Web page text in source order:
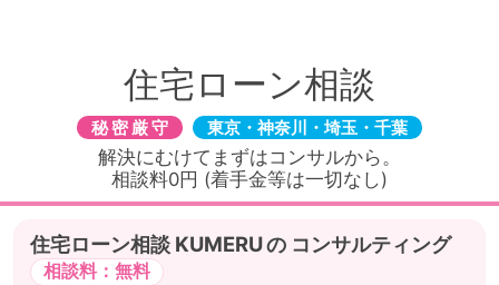
住宅ローン相談
秘密厳守 東京・神奈川・埼玉・千葉
解決にむけてまずはコンサルから。
相談料0円 (着手金等は一切なし)
住宅ローン相談 の コンサルティング
相談料：無料